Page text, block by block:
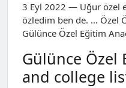
3 Eyl 2022 — Uğur özel
özledim ben de. … Özel
Gülünce Özel Eğitim
Gülünce Özel
and college